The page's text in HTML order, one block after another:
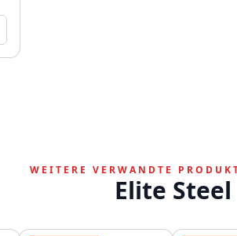
WEITERE VERWANDTE
Elite Steel